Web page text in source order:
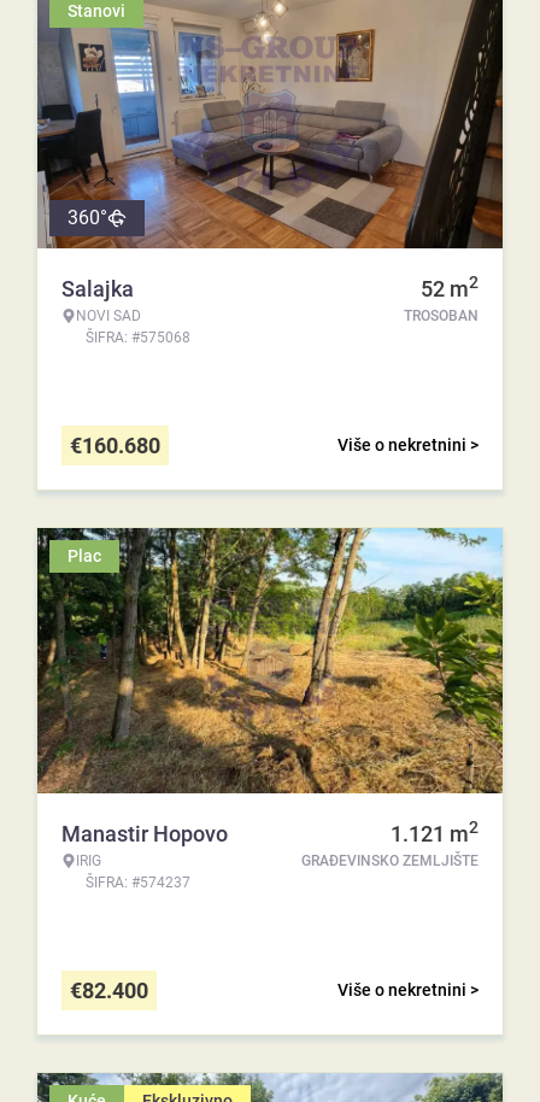
Stanovi
360°
Salajka
NOVI SAD
ŠIFRA: #575068
52 m2
TROSOBAN
Više o nekretnini >
€160.680
Plac
Manastir Hopovo
IRIG
ŠIFRA: #574237
1.121 m2
GRAĐEVINSKO ZEMLJIŠTE
Više o nekretnini >
€82.400